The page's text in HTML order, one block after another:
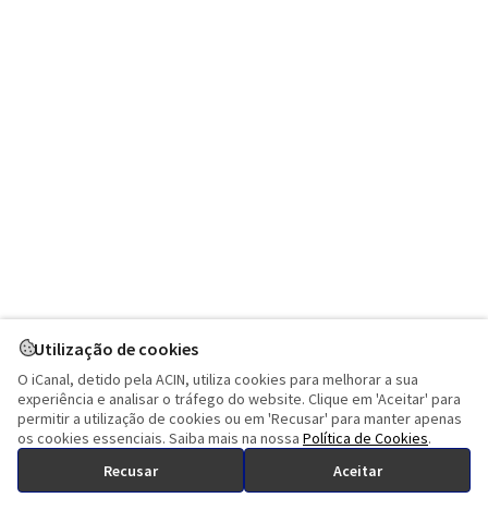
ACIN Group
Utilização de cookies
O iCanal, detido pela ACIN, utiliza cookies para melhorar a sua
experiência e analisar o tráfego do website. Clique em 'Aceitar' para
permitir a utilização de cookies ou em 'Recusar' para manter apenas
os cookies essenciais. Saiba mais na nossa Política de Cookies.
Recusar
Aceitar